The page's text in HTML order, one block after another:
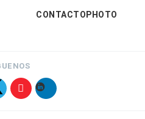
CONTACTOPHOTO